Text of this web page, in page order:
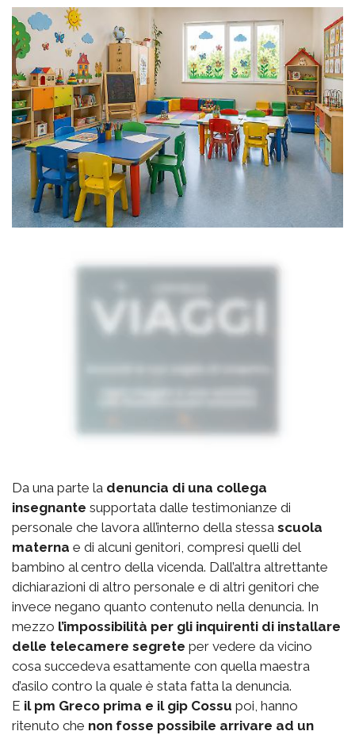
Da una parte la denuncia di una collega
insegnante supportata dalle testimonianze di
personale che lavora all’interno della stessa scuola
materna e di alcuni genitori, compresi quelli del
bambino al centro della vicenda. Dall’altra altrettante
dichiarazioni di altro personale e di altri genitori che
invece negano quanto contenuto nella denuncia. In
mezzo l’impossibilità per gli inquirenti di installare
delle telecamere segrete per vedere da vicino
cosa succedeva esattamente con quella maestra
d’asilo contro la quale è stata fatta la denuncia.
E il pm Greco prima e il gip Cossu poi, hanno
ritenuto che non fosse possibile arrivare ad un